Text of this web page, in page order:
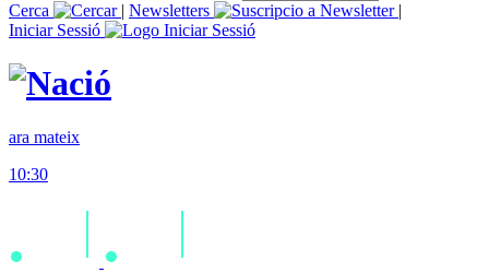
Cerca
| Newsletters
|
Iniciar Sessió
ara mateix
10:30